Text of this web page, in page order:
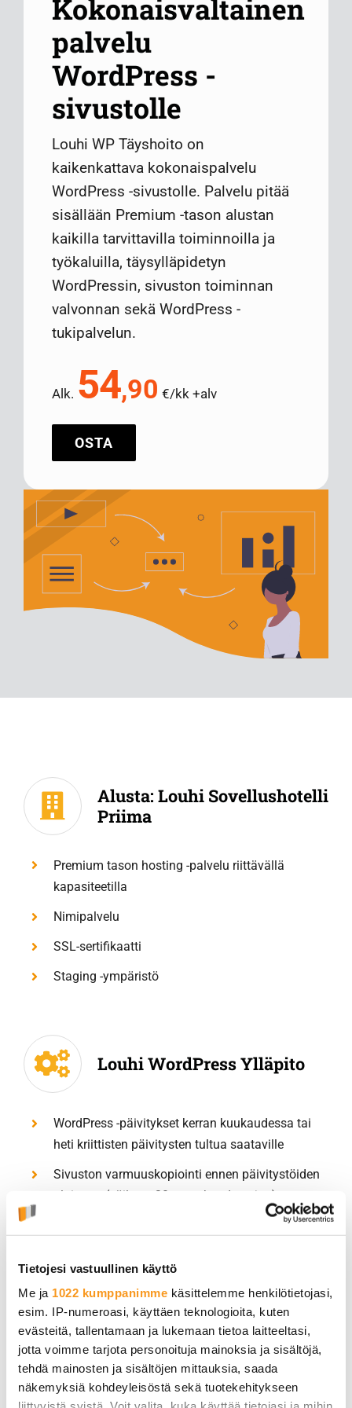
Tietojesi vastuullinen käyttö
Me ja 1022 kumppanimme käsittelemme henkilötietojasi,
esim. IP-numeroasi, käyttäen teknologioita, kuten
evästeitä, tallentamaan ja lukemaan tietoa laitteeltasi,
jotta voimme tarjota personoituja mainoksia ja sisältöjä,
tehdä mainosten ja sisältöjen mittauksia, saada
näkemyksiä kohdeyleisöstä sekä tuotekehitykseen
Kokonaisvaltainen
palvelu
WordPress -
sivustolle
Louhi WP Täyshoito on
kaikenkattava kokonaispalvelu
WordPress -sivustolle. Palvelu pitää
sisällään Premium -tason alustan
kaikilla tarvittavilla toiminnoilla ja
työkaluilla, täysylläpidetyn
WordPressin, sivuston toiminnan
valvonnan sekä WordPress -
tukipalvelun.
Alk. 54,90 €/kk +alv
OSTA
Alusta: Louhi Sovellushotelli
Priima
Premium tason hosting -palvelu riittävällä
kapasiteetilla
Nimipalvelu
SSL-sertifikaatti
Staging -ympäristö
Louhi WordPress Ylläpito
WordPress -päivitykset kerran kuukaudessa tai
heti kriittisten päivitysten tultua saataville
Sivuston varmuuskopiointi ennen päivitystöiden
aloitusta (säilytys 30 vuorokauden ajan)
Manuaalinen sivuston toiminnan tarkistus
Kuukausittainen sivustoraportti (Sivuston kävijät
ja saatavuus, SEO, rikkinäisten linkkien
raportointi)
Päivittäinen tietoturvaskannaus
Päivittäinen sivuston suorituskyvyn seuranta